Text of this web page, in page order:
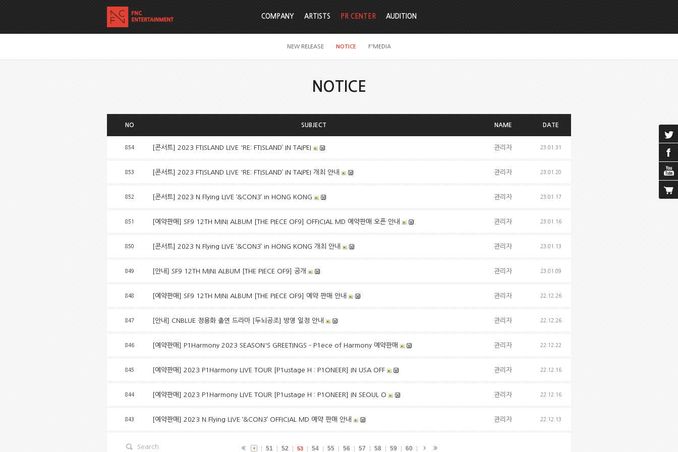
COMPANY ARTISTS PR CENTER
NEW RELEASE NOTICE F'MEDIA
AUDITION
NOTICE
NO SUBJECT NAME DATE
854 [콘서트] 2023 FTISLAND LIVE 'RE: FTISLAND’ IN TAIPEI 관리자 23.01.31
853 [콘서트] 2023 FTISLAND LIVE 'RE: FTISLAND’ IN TAIPEI 개최 안내 관리자 23.01.20
852 [콘서트] 2023 N.Flying LIVE ‘&CON3’ in HONG KONG 관리자 23.01.17
851 [예약판매] SF9 12TH MINI ALBUM [THE PIECE OF9] OFFICIAL MD 예약판매 오픈 안내 관리자 23.01.16
850 [콘서트] 2023 N.Flying LIVE ‘&CON3’ in HONG KONG 개최 안내 관리자 23.01.13
849 [안내] SF9 12TH MINI ALBUM [THE PIECE OF9] 공개 관리자 23.01.09
848 [예약판매] SF9 12TH MINI ALBUM [THE PIECE OF9] 예약 판매 안내 관리자 22.12.26
847 [안내] CNBLUE 정용화 출연 드라마 [두뇌공조] 방영 일정 안내 관리자 22.12.26
846 [예약판매] P1Harmony 2023 SEASON'S GREETINGS – P1ece of Harmony 예약판매 관리자 22.12.22
845 [예약판매] 2023 P1Harmony LIVE TOUR [P1ustage H : P1ONEER] IN USA OFF 관리자 22.12.16
844 [예약판매] 2023 P1Harmony LIVE TOUR [P1ustage H : P1ONEER] IN SEOUL O 관리자 22.12.16
843 [예약판매] 2023 N.Flying LIVE ‘&CON3’ OFFICIAL MD 예약 판매 안내 관리자 22.12.13
51 52 53 54 55 56 57 58 59 60
Search